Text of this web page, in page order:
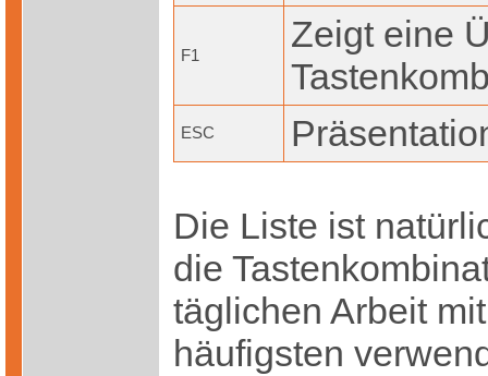
F1
Zeigt eine
ESC
Die Liste ist
die
täglichen Arbeit
häufigsten